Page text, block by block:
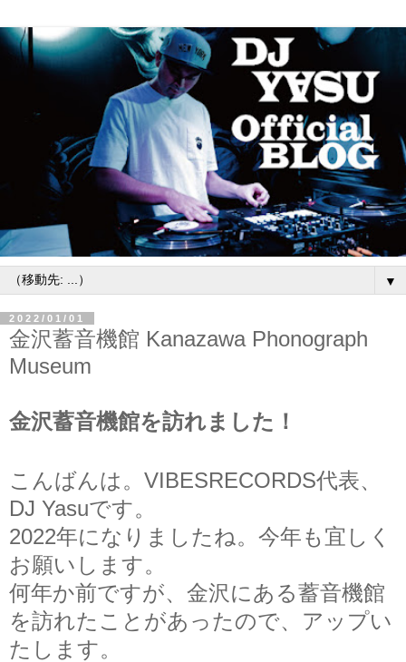
▼
2022/01/01
金沢蓄音機館 Kanazawa Phonograph
Museum
金沢蓄音機館を訪れました！
こんばんは。VIBESRECORDS代表、
DJ Yasuです。
2022年になりましたね。今年も宜しく
お願いします。
何年か前ですが、金沢にある蓄音機館
を訪れたことがあったので、アップい
たします。